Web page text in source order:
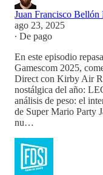
Juan Francisco Bellón
ago 23, 2025
∙ De pago
En este episodio
Gamescom 2025,
Direct con Kirby Air
nostálgica del año:
análisis de peso: el
de Super Mario Party
nu…